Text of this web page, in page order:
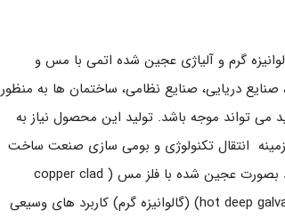
گرم و آلیاژی عجین شده اتمی با مس و
دریایی، صنایع نظامی، ساختمان ها به منظور
می تواند موجه باشد. تولید این محصول نیاز به
انتقال تکنولوژی و بومی سازی صنعت ساخت
مفتول های آلیاژی را فراهم می نماید. ساخت و تولید هادی یا سیم با فلز فولاد بصورت عجین شده با فلز مس ( copper clad
steel wire) و هم چنین هادی فولادی با پوشش دهی روی مذاب ( hot deep galvanize wire) (گالوانیزه گرم) کاربرد های وسیعی